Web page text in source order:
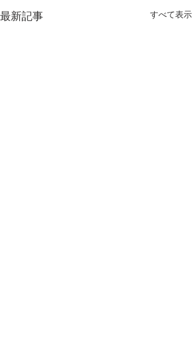
最新記事 すべて表示